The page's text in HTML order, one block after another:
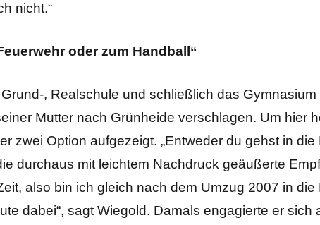
nicht.“
oder zum Handball“
, Realschule und schließlich das Gymnasium
Mutter nach Grünheide verschlagen. Um hier
zwei Option aufgezeigt. „Entweder du gehst in die
durchaus mit leichtem Nachdruck geäußerte
also bin ich gleich nach dem Umzug 2007 in die
dabei“, sagt Wiegold. Damals engagierte er sich